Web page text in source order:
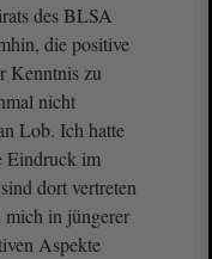
des BLSA
die positive
Kenntnis zu
nicht
Lob. Ich hatte
Eindruck im
dort vertreten
mich in jüngerer
Aspekte